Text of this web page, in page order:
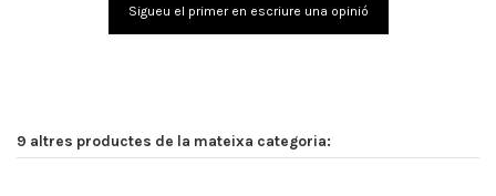
Sigueu el primer en escriure una opinió
9 altres productes de la mateixa categoria: